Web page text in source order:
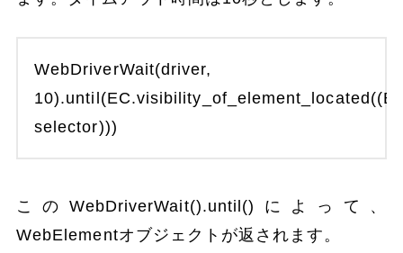
WebDriverWait(driver,
selector)))
このWebDriverWait().until()によって、
WebElementオブジェクトが返されます。